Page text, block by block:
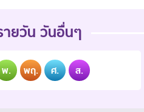
ายวัน วันอื่นๆ
พ. พฤ. ศ. ส.